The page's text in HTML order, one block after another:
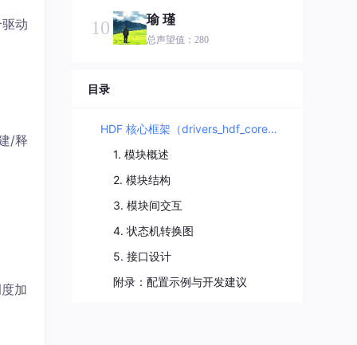
动
/释
加
10 瑜 瑾
总声望值：280
11
12 鸿蒙小语哥
J_1592385427
芯永恒
mart!nhu
目录
HDF 核心框架（drivers_hdf_core）架构
1. 模块概述
2. 模块结构
3. 模块间交互
4. 状态机转换图
5. 接口设计
附录：配置示例与开发建议